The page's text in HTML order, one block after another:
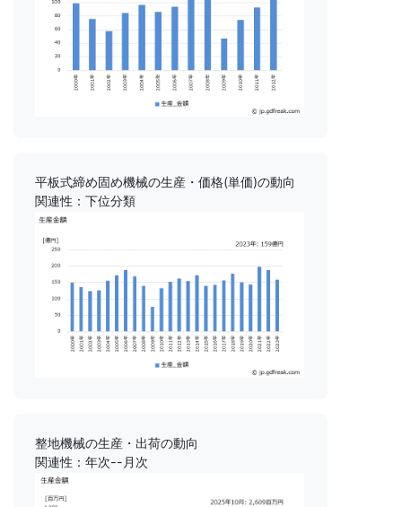
平板式締め固め機械の生産・価格(単価)の動向
関連性：下位分類
整地機械の生産・出荷の動向
関連性：年次--月次